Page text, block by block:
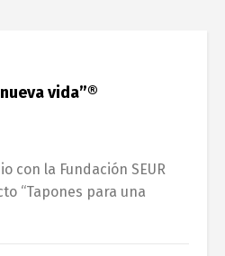
vida”®
con la Fundación SEUR
“Tapones para una